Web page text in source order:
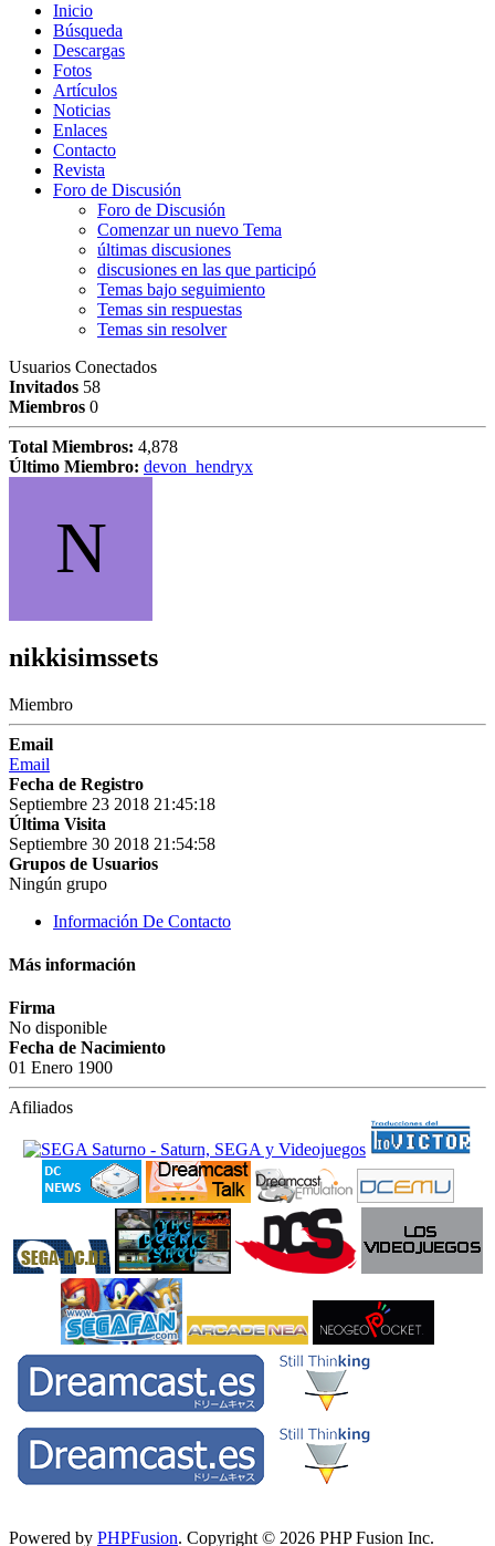
Inicio
Búsqueda
Descargas
Fotos
Artículos
Noticias
Enlaces
Contacto
Revista
Foro de Discusión
Foro de Discusión
Comenzar un nuevo Tema
últimas discusiones
discusiones en las que participó
Temas bajo seguimiento
Temas sin respuestas
Temas sin resolver
Usuarios Conectados
Invitados 58
Miembros 0
Total Miembros: 4,878
Último Miembro: devon_hendryx
N
nikkisimssets
Miembro
Email
Email
Fecha de Registro
Septiembre 23 2018 21:45:18
Última Visita
Septiembre 30 2018 21:54:58
Grupos de Usuarios
Ningún grupo
Información De Contacto
Más información
Firma
No disponible
Fecha de Nacimiento
01 Enero 1900
Afiliados
Powered by PHPFusion. Copyright © 2026 PHP Fusion Inc.